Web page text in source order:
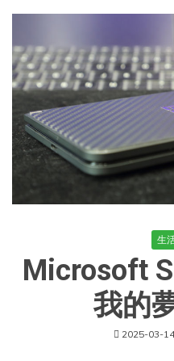
生
Microsoft
我的
2025-03-14